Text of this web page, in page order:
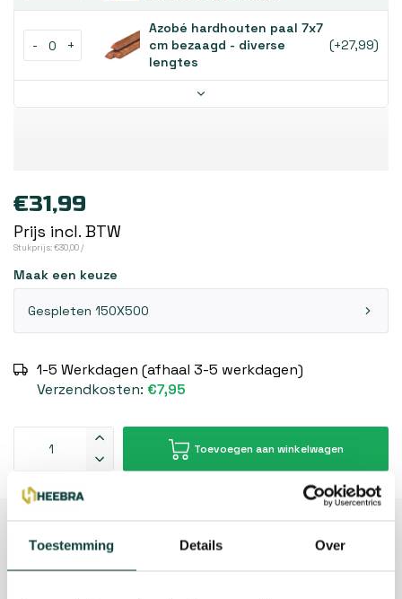
Toestemming Details Over
- +
Azobé hardhouten paal 7x7
cm bezaagd - diverse
lengtes
(+27,99)
€31,99
Prijs incl. BTW
Stukprijs: €30,00 /
Maak een keuze
Gespleten 150X500
1-5 Werkdagen (afhaal 3-5 werkdagen)
Verzendkosten: €7,95
Toevoegen aan winkelwagen
Reviews